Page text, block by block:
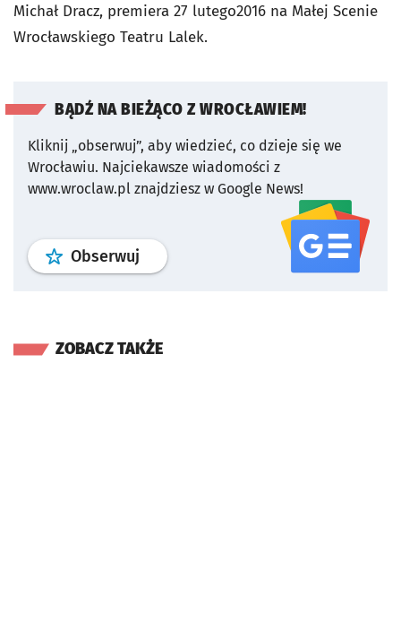
Michał Dracz, premiera 27 lutego2016 na Małej Scenie
Wrocławskiego Teatru Lalek.
BĄDŹ NA BIEŻĄCO Z WROCŁAWIEM!
Kliknij „obserwuj”, aby wiedzieć, co dzieje się we
Wrocławiu. Najciekawsze wiadomości z
www.wroclaw.pl znajdziesz w Google News!
Obserwuj profil serwisu
ZOBACZ TAKŻE